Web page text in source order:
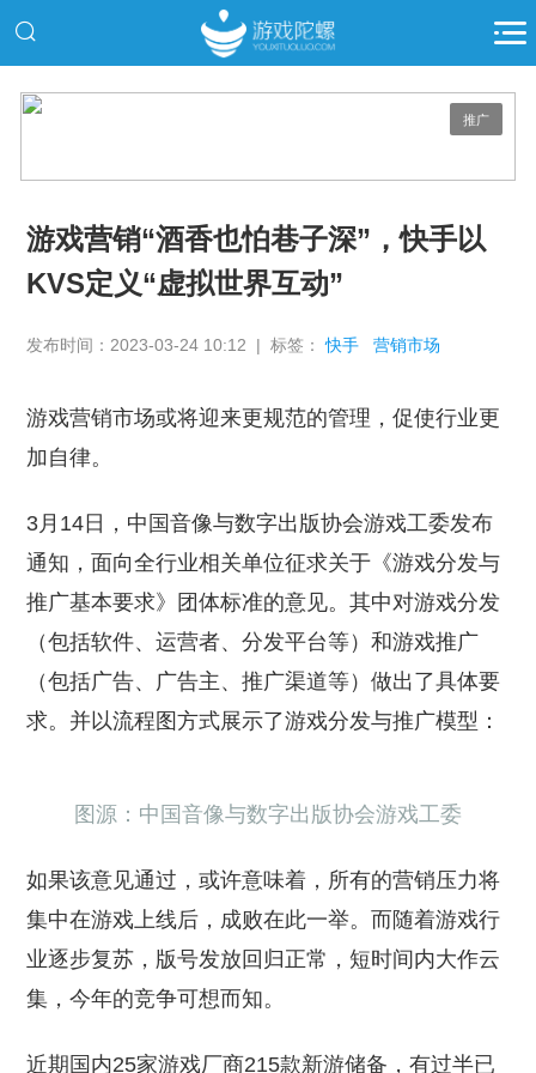
推广
游戏营销“酒香也怕巷子深”，快手以
KVS定义“虚拟世界互动”
发布时间：2023-03-24 10:12 | 标签：快手 营销市场
游戏营销市场或将迎来更规范的管理，促使行业更
加自律。
3月14日，中国音像与数字出版协会游戏工委发布
通知，面向全行业相关单位征求关于《游戏分发与
推广基本要求》团体标准的意见。其中对游戏分发
（包括软件、运营者、分发平台等）和游戏推广
（包括广告、广告主、推广渠道等）做出了具体要
求。并以流程图方式展示了游戏分发与推广模型：
图源：中国音像与数字出版协会游戏工委
如果该意见通过，或许意味着，所有的营销压力将
集中在游戏上线后，成败在此一举。而随着游戏行
业逐步复苏，版号发放回归正常，短时间内大作云
集，今年的竞争可想而知。
近期国内25家游戏厂商215款新游储备，有过半已